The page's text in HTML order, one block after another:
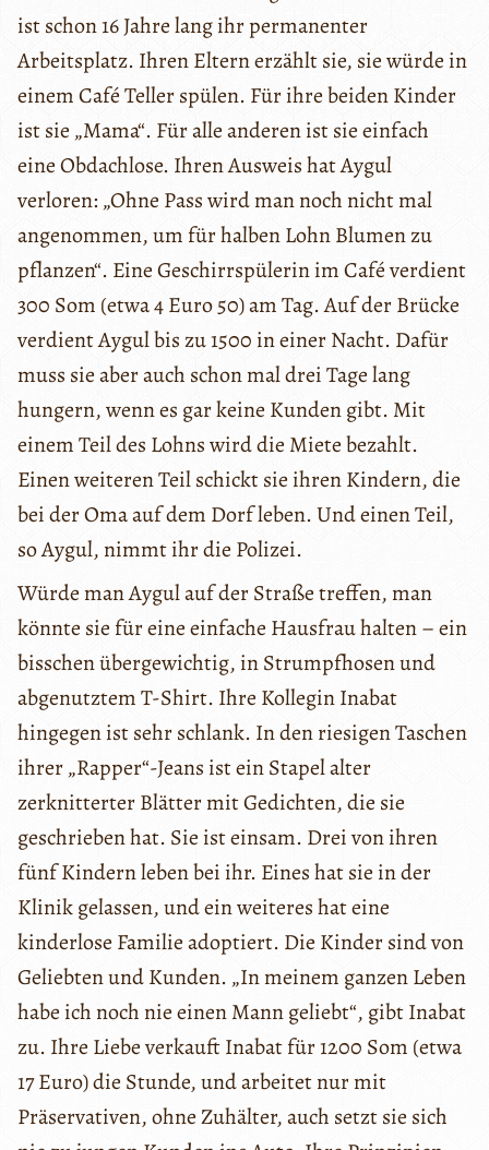
ist schon 16 Jahre lang ihr permanenter
Arbeitsplatz. Ihren Eltern erzählt sie, sie würde in
einem Café Teller spülen. Für ihre beiden Kinder
ist sie „Mama“. Für alle anderen ist sie einfach
eine Obdachlose. Ihren Ausweis hat Aygul
verloren: „Ohne Pass wird man noch nicht mal
angenommen, um für halben Lohn Blumen zu
pflanzen“. Eine Geschirrspülerin im Café verdient
300 Som (etwa 4 Euro 50) am Tag. Auf der Brücke
verdient Aygul bis zu 1500 in einer Nacht. Dafür
muss sie aber auch schon mal drei Tage lang
hungern, wenn es gar keine Kunden gibt. Mit
einem Teil des Lohns wird die Miete bezahlt.
Einen weiteren Teil schickt sie ihren Kindern, die
bei der Oma auf dem Dorf leben. Und einen Teil,
so Aygul, nimmt ihr die Polizei.
Würde man Aygul auf der Straße treffen, man
könnte sie für eine einfache Hausfrau halten – ein
bisschen übergewichtig, in Strumpfhosen und
abgenutztem T-Shirt. Ihre Kollegin Inabat
hingegen ist sehr schlank. In den riesigen Taschen
ihrer „Rapper“-Jeans ist ein Stapel alter
zerknitterter Blätter mit Gedichten, die sie
geschrieben hat. Sie ist einsam. Drei von ihren
fünf Kindern leben bei ihr. Eines hat sie in der
Klinik gelassen, und ein weiteres hat eine
kinderlose Familie adoptiert. Die Kinder sind von
Geliebten und Kunden. „In meinem ganzen Leben
habe ich noch nie einen Mann geliebt“, gibt Inabat
zu. Ihre Liebe verkauft Inabat für 1200 Som (etwa
17 Euro) die Stunde, und arbeitet nur mit
Präservativen, ohne Zuhälter, auch setzt sie sich